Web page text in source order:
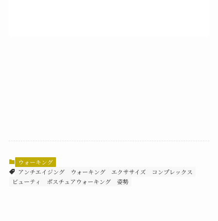
ウォーキング
アンチエイジング
ウォーキング エクササイズ
コンプレックス
ビューティ
ポスチュアウォーキング 姿勢